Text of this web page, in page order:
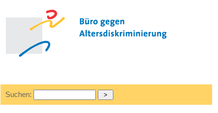
Suchen: